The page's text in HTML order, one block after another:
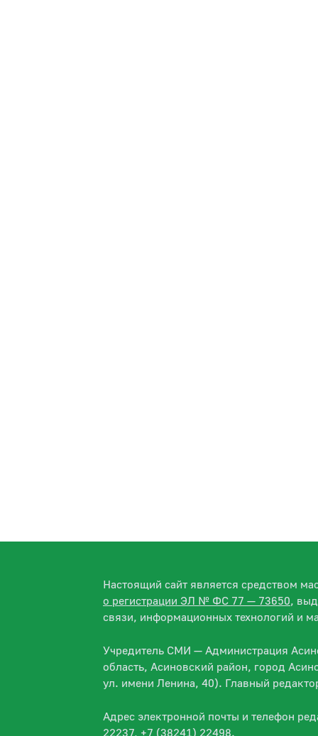
Настоящий сайт является средством
о регистрации ЭЛ № ФС 77 — 73650,
связи, информационных технологий и
Учредитель СМИ — Администрация
область, Асиновский район, город
ул. имени Ленина, 40). Главный
Адрес электронной почты и телефон
22237, +7 (38241) 22498.